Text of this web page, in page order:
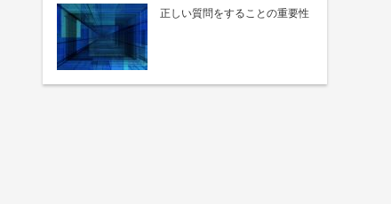
正しい質問をすることの重要性